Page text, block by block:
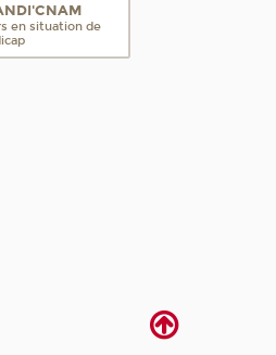
en situation de